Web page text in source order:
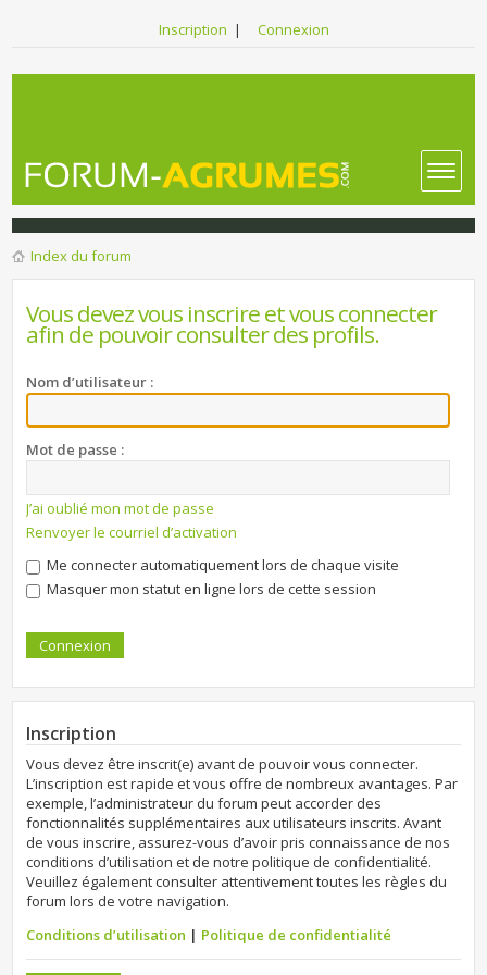
Inscription | Connexion
Index du forum
Vous devez vous inscrire et vous connecter
afin de pouvoir consulter des profils.
Nom d’utilisateur :
Mot de passe :
J’ai oublié mon mot de passe
Renvoyer le courriel d’activation
Me connecter automatiquement lors de chaque visite
Masquer mon statut en ligne lors de cette session
Inscription
Vous devez être inscrit(e) avant de pouvoir vous connecter.
L’inscription est rapide et vous offre de nombreux avantages. Par
exemple, l’administrateur du forum peut accorder des
fonctionnalités supplémentaires aux utilisateurs inscrits. Avant
de vous inscrire, assurez-vous d’avoir pris connaissance de nos
conditions d’utilisation et de notre politique de confidentialité.
Veuillez également consulter attentivement toutes les règles du
forum lors de votre navigation.
Conditions d’utilisation | Politique de confidentialité